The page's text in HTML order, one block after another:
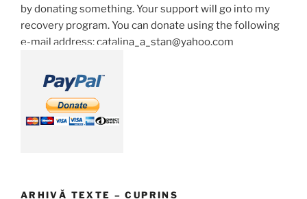
by donating something. Your support will go into my
recovery program. You can donate using the following
e-mail address: catalina_a_stan@yahoo.com
ARHIVĂ TEXTE – CUPRINS